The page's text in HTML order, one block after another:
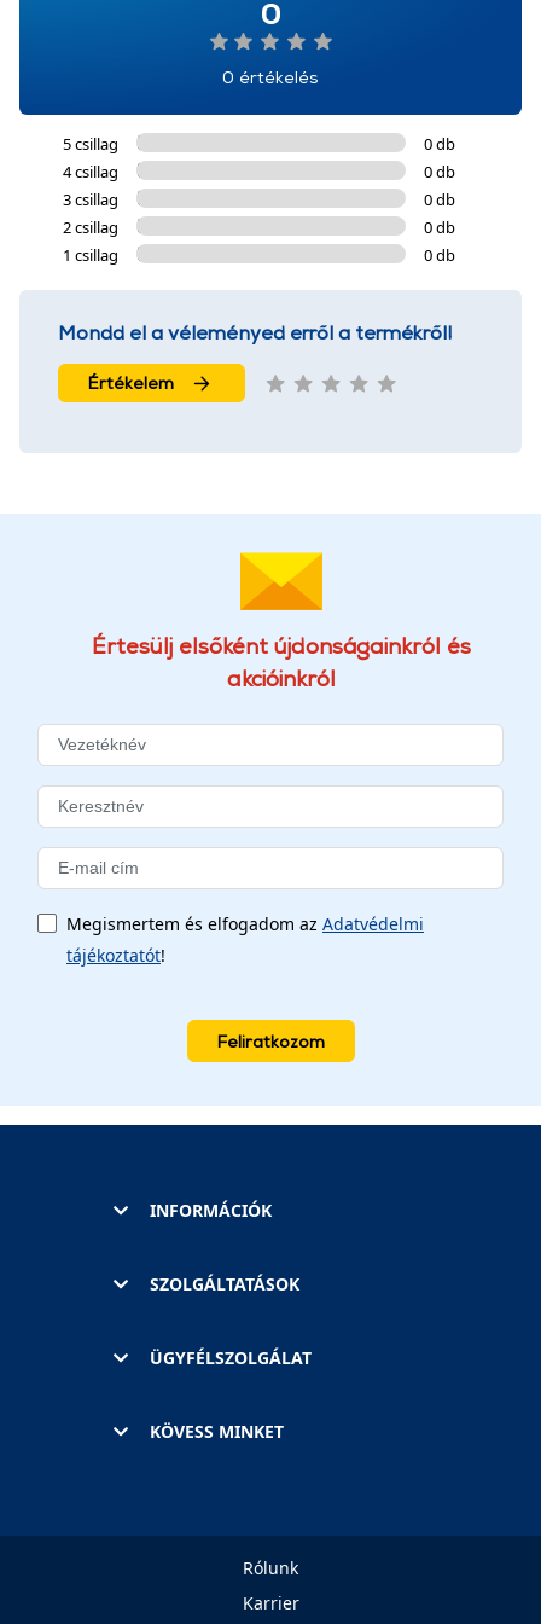
0
0 értékelés
5 csillag
0 db
4 csillag
0 db
3 csillag
0 db
2 csillag
0 db
1 csillag
0 db
Mondd el a véleményed erről a termékről!
Értékelem
Értesülj elsőként újdonságainkról és
akcióinkról
Megismertem és elfogadom az Adatvédelmi
tájékoztatót!
Feliratkozom
INFORMÁCIÓK
SZOLGÁLTATÁSOK
ÜGYFÉLSZOLGÁLAT
KÖVESS MINKET
Rólunk
Karrier